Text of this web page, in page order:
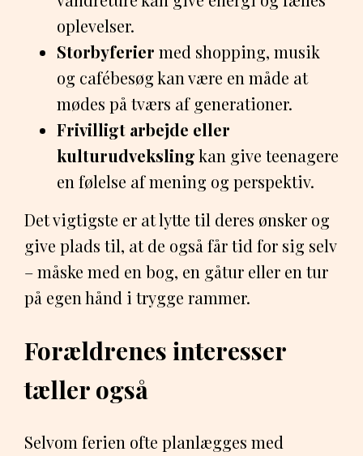
oplevelser.
Storbyferier med shopping, musik
og cafébesøg kan være en måde at
mødes på tværs af generationer.
Frivilligt arbejde eller
kulturudvekslingkan give teenagere
en følelse af mening og perspektiv.
Det vigtigste er at lytte til deres ønsker og
give plads til, at de også får tid for sig selv
– måske med en bog, en gåtur eller en tur
på egen hånd i trygge rammer.
Forældrenes interesser
tæller også
Selvom ferien ofte planlægges med